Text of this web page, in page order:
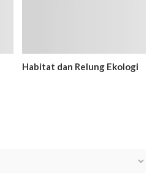
Habitat dan Relung Ekologi